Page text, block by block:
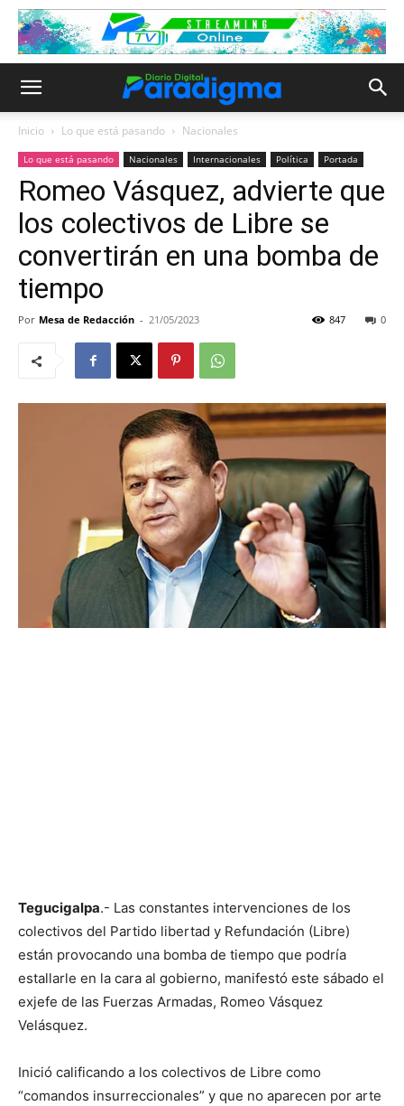
Inicio Lo que está pasando Nacionales
Lo que está pasando Nacionales Internacionales Política Portada
Romeo Vásquez, advierte que
los colectivos de Libre se
convertirán en una bomba de
tiempo
Por Mesa de Redacción - 21/05/2023 0
847
Tegucigalpa.- Las constantes intervenciones de los
colectivos del Partido libertad y Refundación (Libre)
están provocando una bomba de tiempo que podría
estallarle en la cara al gobierno, manifestó este sábado el
exjefe de las Fuerzas Armadas, Romeo Vásquez
Velásquez.
Inició calificando a los colectivos de Libre como
“comandos insurreccionales” y que no aparecen por arte